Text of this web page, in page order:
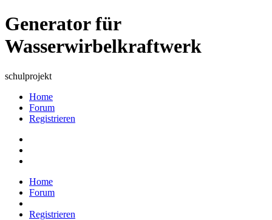
Generator für
Wasserwirbelkraftwerk
schulprojekt
Home
Forum
Registrieren
Home
Forum
Registrieren